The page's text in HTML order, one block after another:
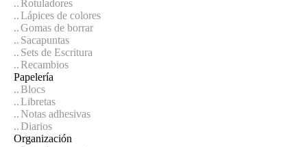
Rotuladores
Lápices de colores
Gomas de borrar
Sacapuntas
Sets de Escritura
Recambios
Papelería
Blocs
Libretas
Notas adhesivas
Diarios
Organización